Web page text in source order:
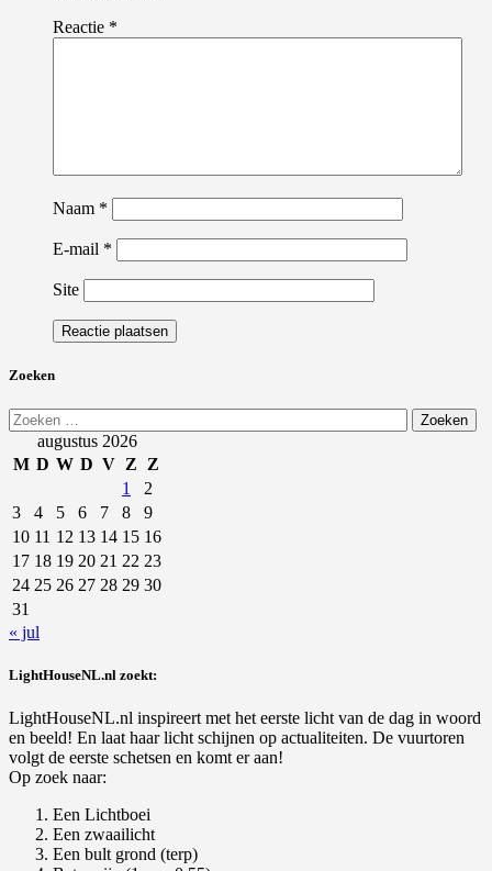
Reactie *
Naam *
E-mail *
Site
Zoeken
Zoeken
naar:augustus 2026
M D W D V Z
Z
1
2
3
4 5 6 7 8
9
10 11 12 13 14 15 16
17 18 19 20 21 22 23
24 25 26 27 28 29 30
31
« jul
LightHouseNL.nl zoekt:
LightHouseNL.nl inspireert met het eerste licht van de dag in woord
en beeld! En laat haar licht schijnen op actualiteiten. De vuurtoren
volgt de eerste schetsen en komt er aan!
Op zoek naar:
Een Lichtboei
Een zwaailicht
Een bult grond (terp)